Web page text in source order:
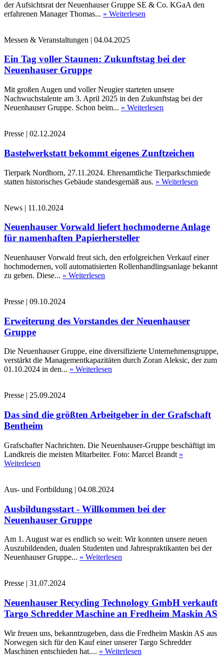
der Aufsichtsrat der Neuenhauser Gruppe SE & Co. KGaA den
erfahrenen Manager Thomas... » Weiterlesen
Messen & Veranstaltungen | 04.04.2025
Ein Tag voller Staunen: Zukunftstag bei der
Neuenhauser Gruppe
Mit großen Augen und voller Neugier starteten unsere
Nachwuchstalente am 3. April 2025 in den Zukunftstag bei der
Neuenhauser Gruppe. Schon beim... » Weiterlesen
Presse | 02.12.2024
Bastelwerkstatt bekommt eigenes Zunftzeichen
Tierpark Nordhorn, 27.11.2024. Ehrenamtliche Tierparkschmiede
statten historisches Gebäude standesgemäß aus. » Weiterlesen
News | 11.10.2024
Neuenhauser Vorwald liefert hochmoderne Anlage
für namenhaften Papierhersteller
Neuenhauser Vorwald freut sich, den erfolgreichen Verkauf einer
hochmodernen, voll automatisierten Rollenhandlingsanlage bekannt
zu geben. Diese... » Weiterlesen
Presse | 09.10.2024
Erweiterung des Vorstandes der Neuenhauser
Gruppe
Die Neuenhauser Gruppe, eine diversifizierte Unternehmensgruppe,
verstärkt die Managementkapazitäten durch Zoran Aleksic, der zum
01.10.2024 in den... » Weiterlesen
Presse | 25.09.2024
Das sind die größten Arbeitgeber in der Grafschaft
Bentheim
Grafschafter Nachrichten. Die Neuenhauser-Gruppe beschäftigt im
Landkreis die meisten Mitarbeiter. Foto: Marcel Brandt »
Weiterlesen
Aus- und Fortbildung | 04.08.2024
Ausbildungsstart - Willkommen bei der
Neuenhauser Gruppe
Am 1. August war es endlich so weit: Wir konnten unsere neuen
Auszubildenden, dualen Studenten und Jahrespraktikanten bei der
Neuenhauser Gruppe... » Weiterlesen
Presse | 31.07.2024
Neuenhauser Recycling Technology GmbH verkauft
Targo Schredder Maschine an Fredheim Maskin AS
Wir freuen uns, bekanntzugeben, dass die Fredheim Maskin AS aus
Norwegen sich für den Kauf einer unserer Targo Schredder
Maschinen entschieden hat.... » Weiterlesen